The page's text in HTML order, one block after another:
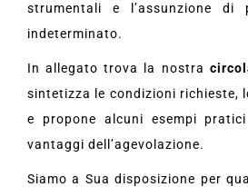
strumentali e l’assunzione di
indeterminato.
In allegato trova la nostra
sintetizza le condizioni richieste,
e propone alcuni esempi
vantaggi dell’agevolazione.
Siamo a Sua disposizione per